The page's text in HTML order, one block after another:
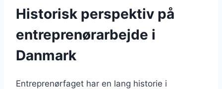
Historisk perspektiv på
entreprenørarbejde i
Danmark
Entreprenørfaget har en lang historie i